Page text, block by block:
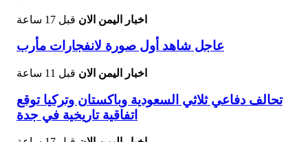
اخبار اليمن الان قبل 17 ساعة
عاجل شاهد أول صورة لانفجارات مأرب
اخبار اليمن الان قبل 11 ساعة
تحالف دفاعي ثلاثي السعودية وباكستان وتركيا توقع
اتفاقية تاريخية في جدة